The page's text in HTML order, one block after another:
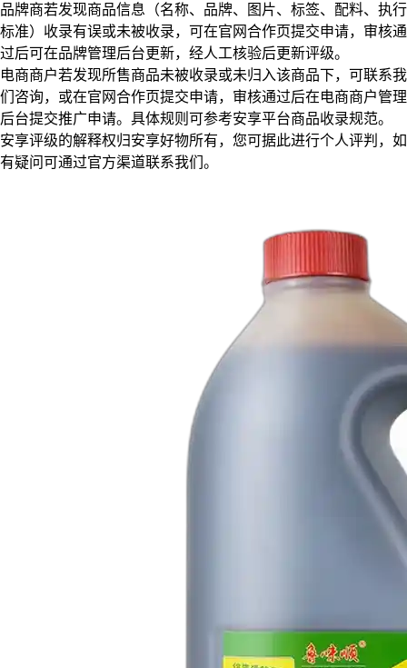
品牌商若发现商品信息（名称、品牌、图片、标签、配料、执行
标准）收录有误或未被收录，可在官网合作页提交申请，审核通
过后可在品牌管理后台更新，经人工核验后更新评级。
电商商户若发现所售商品未被收录或未归入该商品下，可联系我
们咨询，或在官网合作页提交申请，审核通过后在电商商户管理
后台提交推广申请。具体规则可参考安享平台商品收录规范。
安享评级的解释权归安享好物所有，您可据此进行个人评判，如
有疑问可通过官方渠道联系我们。